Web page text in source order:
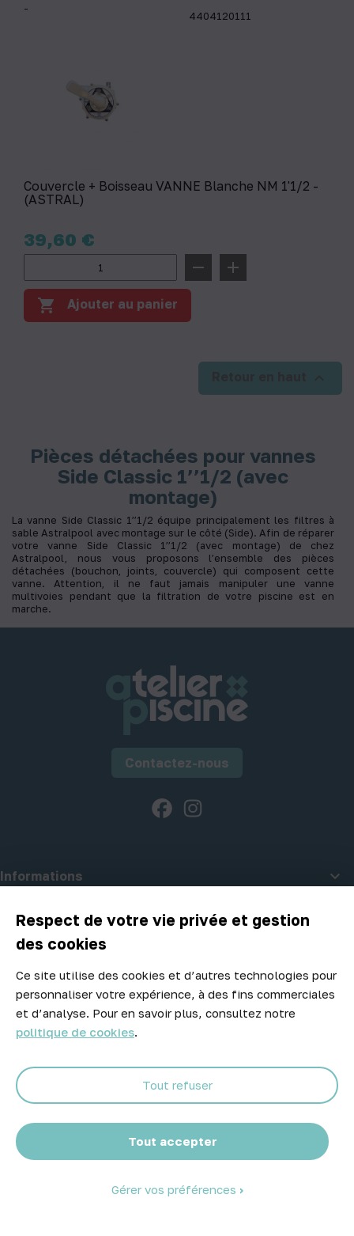
Respect de votre vie privée et gestion
des cookies
Ce site utilise des cookies et d’autres technologies pour
personnaliser votre expérience, à des fins commerciales
et d’analyse. Pour en savoir plus, consultez notre
politique de cookies.
Tout accepter
Tout refuser
Gérer vos préférences
-
4404120111
Couvercle + Boisseau VANNE Blanche NM 1'1/2 -
(ASTRAL)
Prix
39,60 €
remove
add
shopping_cart
Ajouter au panier
Pièces détachées pour vannes
Side Classic 1’’1/2 (avec
montage)
La vanne Side Classic 1’’1/2 équipe principalement les filtres à
sable Astralpool avec montage sur le côté (Side). Afin de réparer
votre vanne Side Classic 1’’1/2 (avec montage) de chez
Astralpool, nous vous proposons l’ensemble des pièces
détachées (bouchon, joints, couvercle) qui composent cette
vanne. Attention, il ne faut jamais manipuler une vanne
multivoies pendant que la filtration de votre piscine est en
marche.
Contactez-nous
Facebook
Informations 
A propos d'Atelier Piscine
Newsletter
Ne manquez aucune opportunité ! Restez informé de nos meilleurs
prix et nouveaux arrivages.
Abonnez-vous
© 2026 Atelier Piscine - Tous droits réservés